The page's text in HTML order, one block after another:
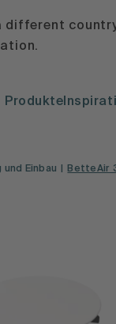
different
Produkte
Einbau BetteAir